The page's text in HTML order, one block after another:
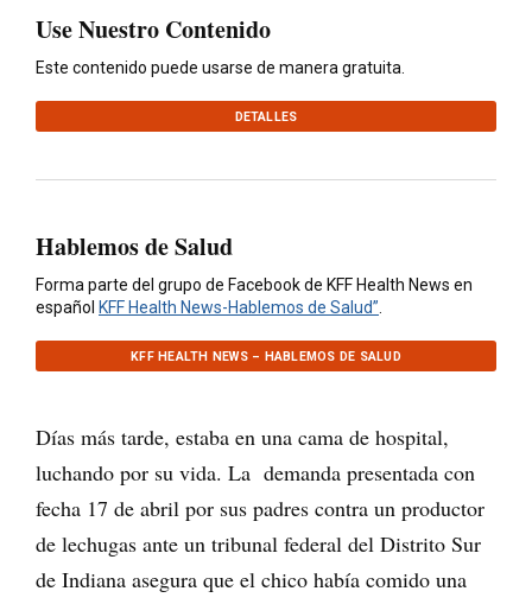
Use Nuestro Contenido
Este contenido puede usarse de manera gratuita.
DETALLES
Hablemos de Salud
Forma parte del grupo de Facebook de KFF Health News en
español KFF Health News-Hablemos de Salud”.
KFF HEALTH NEWS – HABLEMOS DE SALUD
Días más tarde, estaba en una cama de hospital,
luchando por su vida. La demanda presentada con
fecha 17 de abril por sus padres contra un productor
de lechugas ante un tribunal federal del Distrito Sur
de Indiana asegura que el chico había comido una